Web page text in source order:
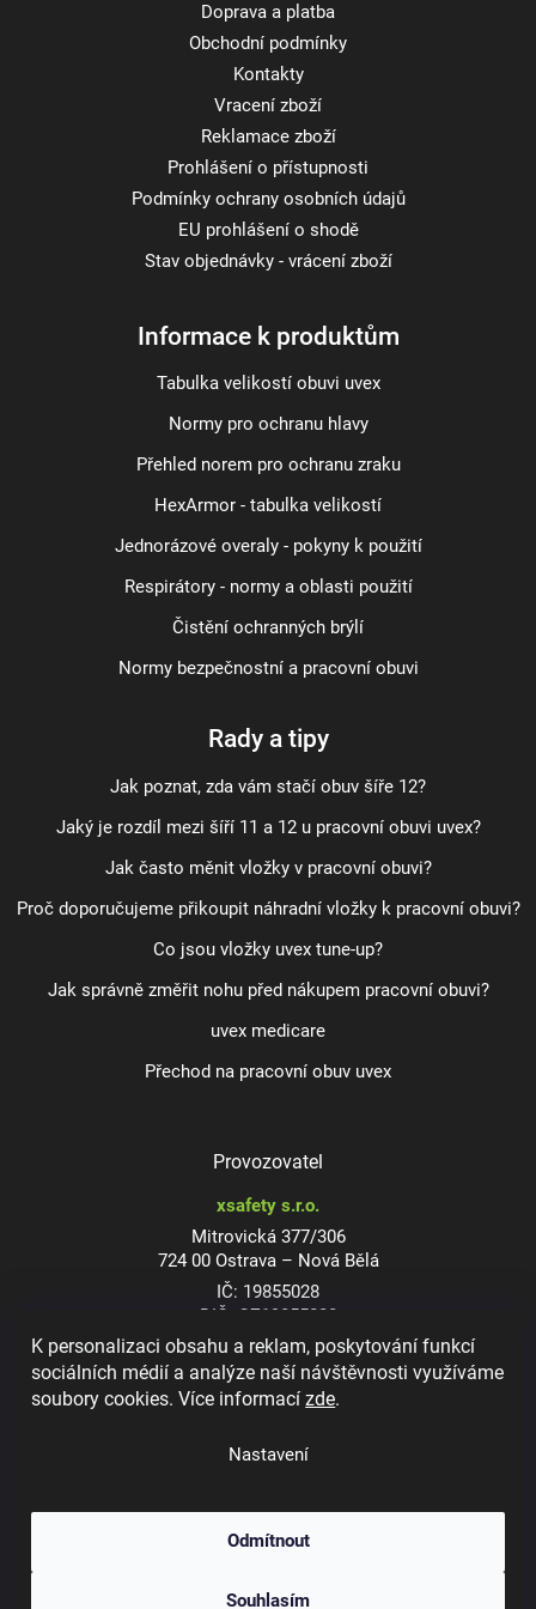
K personalizaci obsahu a reklam, poskytování funkcí
sociálních médií a analýze naší návštěvnosti využíváme
soubory cookies. Více informacízde.
Nastavení
Odmítnout
Souhlasím
Doprava a platba
Obchodní podmínky
Kontakty
Vracení zboží
Reklamace zboží
Prohlášení o přístupnosti
Podmínky ochrany osobních údajů
EU prohlášení o shodě
Stav objednávky - vrácení zboží
Informace k produktům
Tabulka velikostí obuvi uvex
Normy pro ochranu hlavy
Přehled norem pro ochranu zraku
HexArmor - tabulka velikostí
Jednorázové overaly - pokyny k použití
Respirátory - normy a oblasti použití
Čistění ochranných brýlí
Normy bezpečnostní a pracovní obuvi
Rady a tipy
Jak poznat, zda vám stačí obuv šíře 12?
Jaký je rozdíl mezi šíří 11 a 12 u pracovní obuvi uvex?
Jak často měnit vložky v pracovní obuvi?
Proč doporučujeme přikoupit náhradní vložky k pracovní obuvi?
Co jsou vložky uvex tune-up?
Jak správně změřit nohu před nákupem pracovní obuvi?
uvex medicare
Přechod na pracovní obuv uvex
Provozovatel
xsafety s.r.o.
Mitrovická 377/306
724 00 Ostrava – Nová Bělá
IČ: 19855028
DIČ: CZ19855028
Dioptrické ochranné brýle
. Všechna práva vyhrazena.